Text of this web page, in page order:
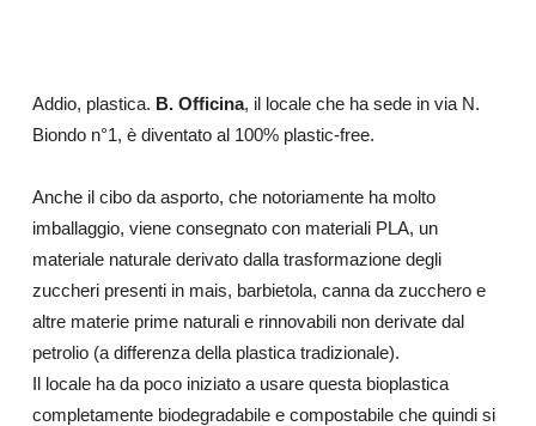
Addio, plastica. B. Officina, il locale che ha sede in via N.
Biondo n°1, è diventato al 100% plastic-free.
Anche il cibo da asporto, che notoriamente ha molto
imballaggio, viene consegnato con materiali PLA, un
materiale naturale derivato dalla trasformazione degli
zuccheri presenti in mais, barbietola, canna da zucchero e
altre materie prime naturali e rinnovabili non derivate dal
petrolio (a differenza della plastica tradizionale).
Il locale ha da poco iniziato a usare questa bioplastica
completamente biodegradabile e compostabile che quindi si